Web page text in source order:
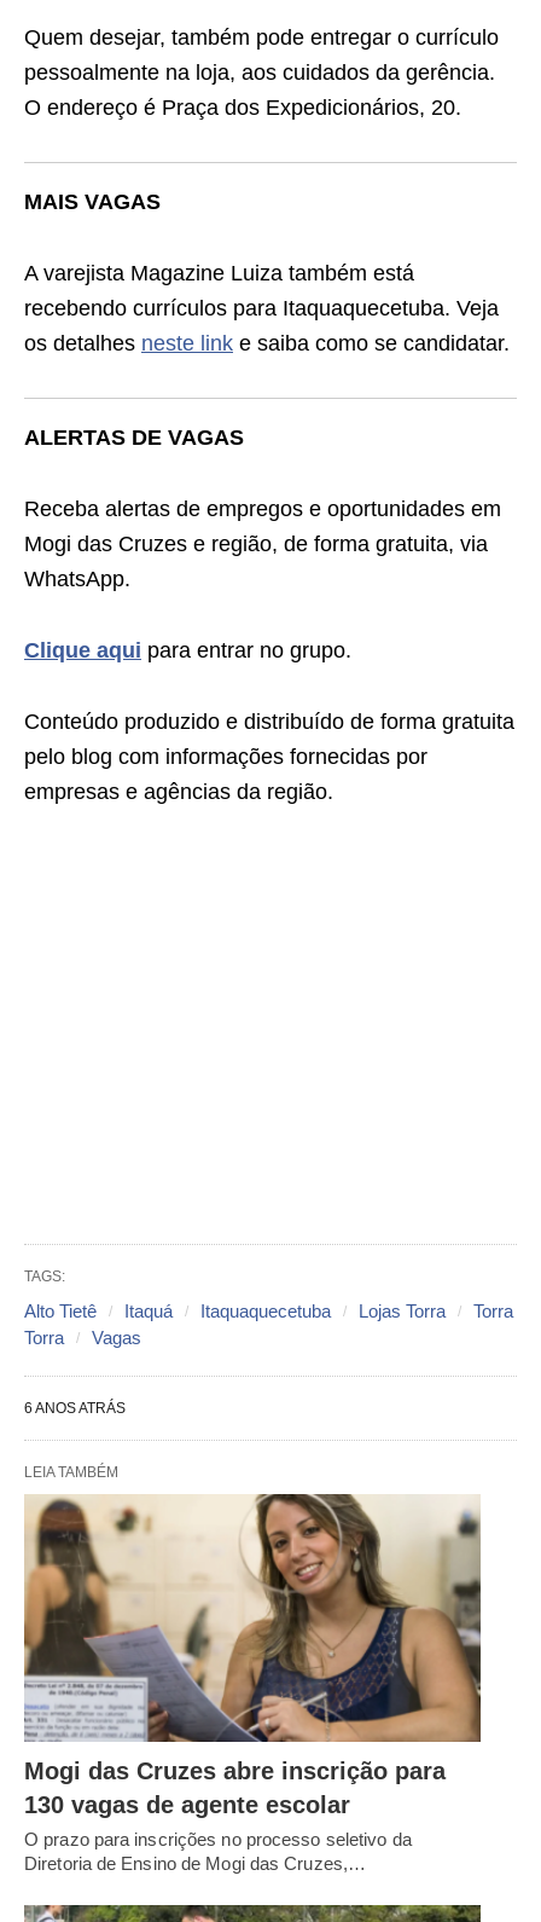
Quem desejar, também pode entregar o currículo
pessoalmente na loja, aos cuidados da gerência.
O endereço é Praça dos Expedicionários, 20.
MAIS VAGAS
A varejista Magazine Luiza também está
recebendo currículos para Itaquaquecetuba. Veja
os detalhes neste link e saiba como se candidatar.
ALERTAS DE VAGAS
Receba alertas de empregos e oportunidades em
Mogi das Cruzes e região, de forma gratuita, via
WhatsApp.
Clique aqui para entrar no grupo.
Conteúdo produzido e distribuído de forma gratuita
pelo blog com informações fornecidas por
empresas e agências da região.
TAGS:
Alto Tietê Itaquá Itaquaquecetuba Lojas Torra
Torra
Torra
Vagas
6 ANOS ATRÁS
LEIA TAMBÉM
Mogi das Cruzes abre inscrição para
130 vagas de agente escolar
O prazo para inscrições no processo seletivo da
Diretoria de Ensino de Mogi das Cruzes,…